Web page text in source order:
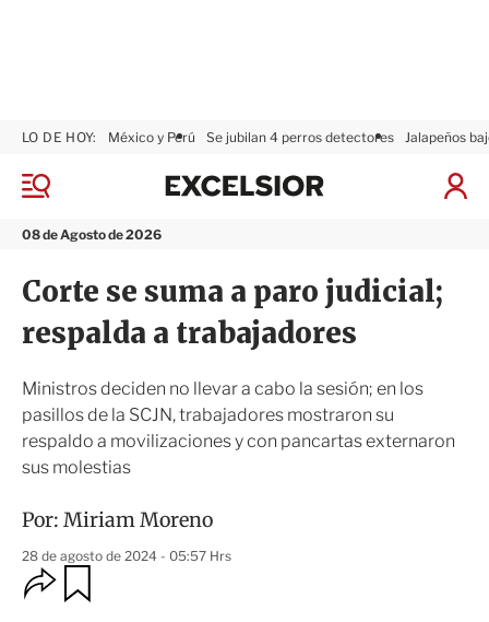
M
n
08 de Agosto de 2026
LO DE HOY: México y Perú Se jubilan 4 perros detectores Jalapeños
I
x
s
r
Corte se suma a paro judicial;
respalda a trabajadores
Ministros deciden no llevar a cabo la sesión; en los
pasillos de la SCJN, trabajadores mostraron su
respaldo a movilizaciones y con pancartas externaron
sus molestias
Por: Miriam Moreno
28 de agosto de 2024 - 05:57 Hrs
O
p